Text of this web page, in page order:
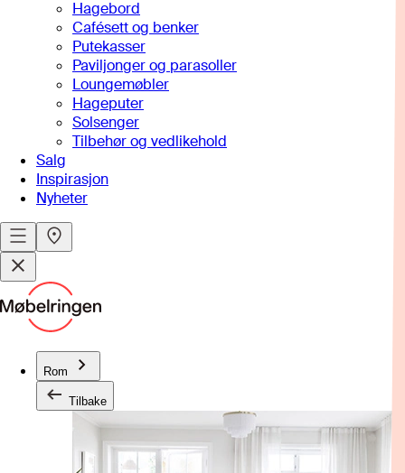
Hagebord
Cafésett og benker
Putekasser
Paviljonger og parasoller
Loungemøbler
Hageputer
Solsenger
Tilbehør og vedlikehold
Salg
Inspirasjon
Nyheter
Rom
Tilbake